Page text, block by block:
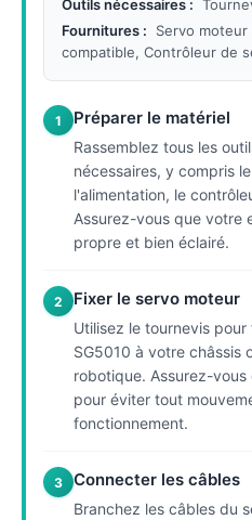
Outils nécessaires :
Fournitures :
Servo moteur
compatible, Contrôleur de
1 Préparer le matériel
Rassemblez tous les
nécessaires, y compris
l'alimentation, le
Assurez-vous que votre
propre et bien éclairé.
2 Fixer le servo moteur
Utilisez le tournevis
SG5010 à votre châssis
robotique. Assurez-
pour éviter tout
fonctionnement.
3 Connecter les câbles
Branchez les câbles du